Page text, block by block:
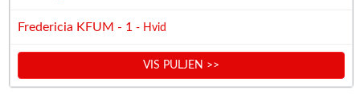
Fredericia KFUM - 1 - Hvid
VIS PULJEN >>